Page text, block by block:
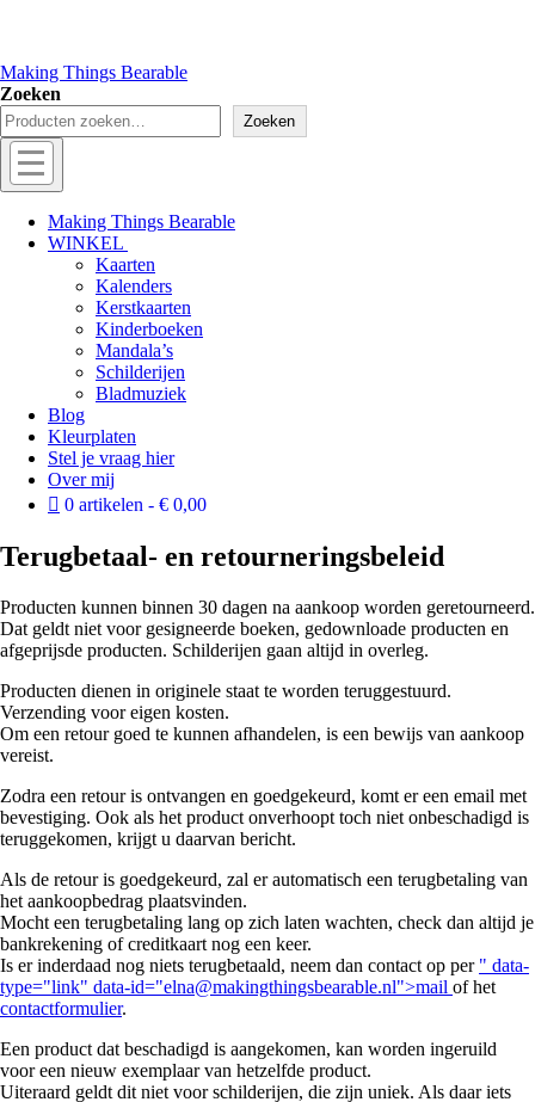
Making Things Bearable
Zoeken
Zoeken
Menu
Off
canvas
Making Things Bearable
WINKEL
Kaarten
Kalenders
Kerstkaarten
Kinderboeken
Mandala’s
Schilderijen
Bladmuziek
Blog
Kleurplaten
Stel je vraag hier
Over mij
0 artikelen
€ 0,00
Terugbetaal- en retourneringsbeleid
Producten kunnen binnen 30 dagen na aankoop worden geretourneerd.
Dat geldt niet voor gesigneerde boeken, gedownloade producten en
afgeprijsde producten. Schilderijen gaan altijd in overleg.
Producten dienen in originele staat te worden teruggestuurd.
Verzending voor eigen kosten.
Om een retour goed te kunnen afhandelen, is een bewijs van aankoop
vereist.
Zodra een retour is ontvangen en goedgekeurd, komt er een email met
bevestiging. Ook als het product onverhoopt toch niet onbeschadigd is
teruggekomen, krijgt u daarvan bericht.
Als de retour is goedgekeurd, zal er automatisch een terugbetaling van
het aankoopbedrag plaatsvinden.
Mocht een terugbetaling lang op zich laten wachten, check dan altijd je
bankrekening of creditkaart nog een keer.
Is er inderdaad nog niets terugbetaald, neem dan contact op per " data-
type="link" data-id="elna@makingthingsbearable.nl">mail of het
contactformulier.
Een product dat beschadigd is aangekomen, kan worden ingeruild
voor een nieuw exemplaar van hetzelfde product.
Uiteraard geldt dit niet voor schilderijen, die zijn uniek. Als daar iets